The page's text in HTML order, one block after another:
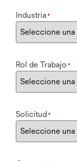
Industria *
Rol de Trabajo *
Solicitud*